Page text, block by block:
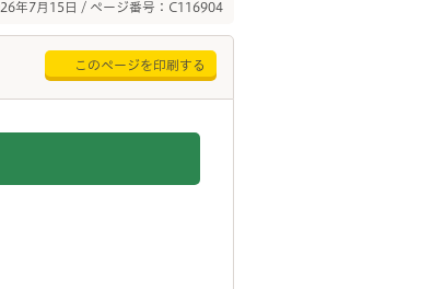
年7月15日 / ページ番号：C116904
このページを印刷する